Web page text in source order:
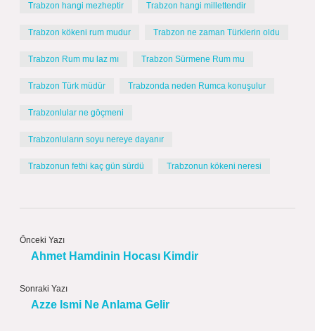
Trabzon hangi mezheptir Trabzon hangi millettendir
Trabzon kökeni rum mudur Trabzon ne zaman Türklerin oldu
Trabzon Rum mu laz mı Trabzon Sürmene Rum mu
Trabzon Türk müdür Trabzonda neden Rumca konuşulur
Trabzonlular ne göçmeni
Trabzonluların soyu nereye dayanır
Trabzonun fethi kaç gün sürdü Trabzonun kökeni neresi
Önceki Yazı
Ahmet Hamdinin Hocası Kimdir
Sonraki Yazı
Azze Ismi Ne Anlama Gelir